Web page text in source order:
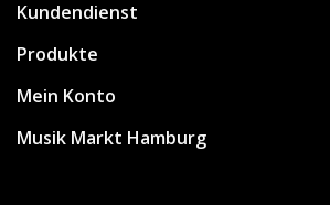
Kundendienst
Produkte
Mein Konto
Musik Markt Hamburg